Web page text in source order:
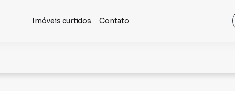
Imóveis curtidos Contato